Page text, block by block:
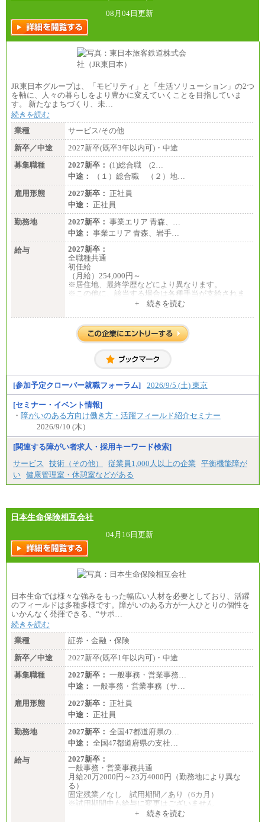
08月04日更新
JR東日本グループは、「モビリティ」と「生活ソリューション」の2つ
を軸に、人々の暮らしをより豊かに変えていくことを目指していま
す。 新たなまちづくり、未…
続きを読む
業種
サービス/その他
新卒／中途
2027新卒(既卒3年以内可)・中途
募集職種
2027新卒： (1)総合職 (2…
中途：
（１）総合職 （２）地…
雇用形態
2027新卒： 正社員
中途： 正社員
勤務地
2027新卒： 事業エリア 青森、…
中途： 事業エリア 青森、岩手…
給与
2027新卒：
全職種共通
初任給
（月給）254,000円～
※居住地、最終学歴などにより異なります。
※この他に、該当する場合は各種手当が支給されま
中途：
全職種共通
※居住地、年齢により異なります。
※この他に、該当する場合は各種手当が支給されま
す。
※試用期間中も給与に変更はございません
+ 続きを読む
[参加予定クローバー就職フォーラム] 2026/9/5 (土) 東京
[セミナー・イベント情報]
・ 障がいのある方向け働き方・活躍フィールド紹介セミナー
2026/9/10 (木）
[関連する障がい者求人・採用キーワード検索]
サービス
技術（その他） 従業員1,000人以上の企業
平衡機能障が
い 健康管理室・休憩室などがある
日本生命保険相互会社
04月16日更新
日本生命では様々な強みをもった幅広い人材を必要としており、活躍
のフィールドは多種多様です。障がいのある方が一人ひとりの個性を
いかんなく発揮できる、“サポ…
続きを読む
業種
証券・金融・保険
新卒／中途
2027新卒(既卒1年以内可)・中途
募集職種
2027新卒： 一般事務・営業事務…
中途： 一般事務・営業事務（サ…
雇用形態
2027新卒： 正社員
中途： 正社員
勤務地
2027新卒： 全国47都道府県の…
中途： 全国47都道府県の支社…
給与
2027新卒：
一般事務・営業事務共通
月給20万2000円～23万4000円（勤務地により異な
る）
固定残業／なし 試用期間／あり（6カ月）
※試用期間中も給与に変更はございません
+ 続きを読む